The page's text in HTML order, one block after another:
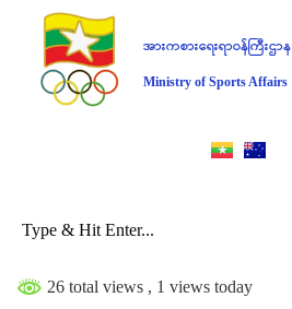
အားကစားရေးရာဝန်ကြီးဌာန
Ministry of Sports Affairs
26 total views , 1 views today